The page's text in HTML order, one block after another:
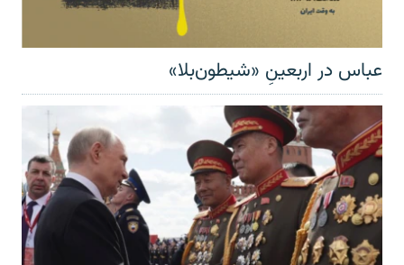
عباس در اربعینِ «شیطون‌بلا»